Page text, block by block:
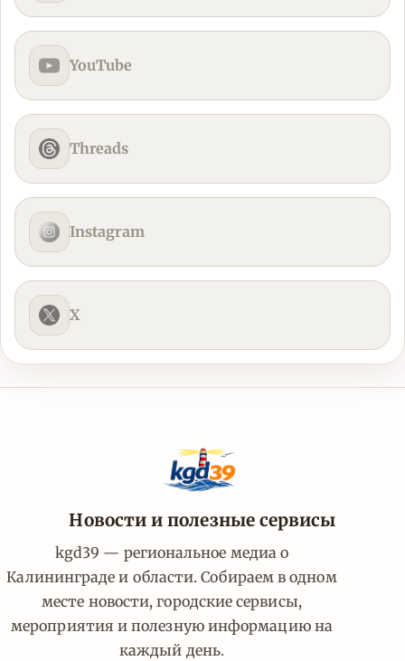
YouTube
Threads
Instagram
X
Новости и полезные сервисы
kgd39 — региональное медиа о
Калининграде и области. Собираем в одном
месте новости, городские сервисы,
мероприятия и полезную информацию на
каждый день.